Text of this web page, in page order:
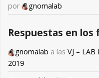
por
gnomalab
Respuestas en los
gnomalab a las VJ – LAB
2019